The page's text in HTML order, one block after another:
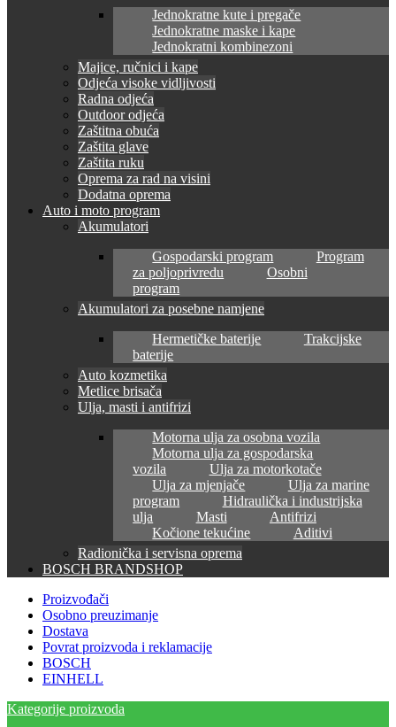
Jednokratne kute i pregače
Jednokratne maske i kape
Jednokratni kombinezoni
Majice, ručnici i kape
Odjeća visoke vidljivosti
Radna odjeća
Outdoor odjeća
Zaštitna obuća
Zaštita glave
Zaštita ruku
Oprema za rad na visini
Dodatna oprema
Auto i moto program
Akumulatori
Gospodarski program
Program
za poljoprivredu
Osobni
program
Akumulatori za posebne namjene
Hermetičke baterije
Trakcijske
baterije
Auto kozmetika
Metlice brisača
Ulja, masti i antifrizi
Motorna ulja za osobna vozila
Motorna ulja za gospodarska
vozila
Ulja za motorkotače
Ulja za mjenjače
Ulja za marine
program
Hidraulička i industrijska
ulja
Masti
Antifrizi
Kočione tekućine
Aditivi
Radionička i servisna oprema
BOSCH BRANDSHOP
Proizvođači
Osobno preuzimanje
Dostava
Povrat proizvoda i reklamacije
BOSCH
EINHELL
Kategorije proizvoda